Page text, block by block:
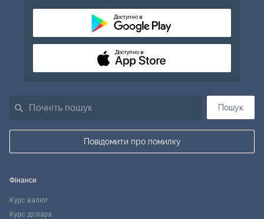
Пошук
Повідомити про помилку
Доступно в
Доступно в
Фінанси
Курс валют
Курс долара